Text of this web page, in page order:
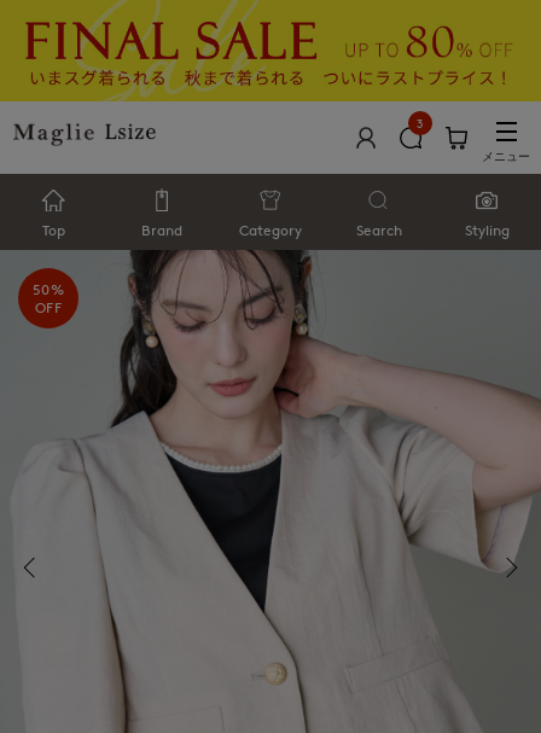
3
メニュー
Top Brand Category Search Styling
50%
OFF